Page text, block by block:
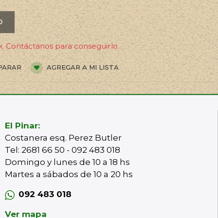
Contáctanos para conseguirlo.
AGREGAR A MI LISTA
El Pinar:
Costanera esq. Perez Butler
Tel: 2681 66 50 - 092 483 018
Domingo y lunes de 10 a 18 hs
Martes a sábados de 10 a 20 hs
092 483 018
Ver mapa